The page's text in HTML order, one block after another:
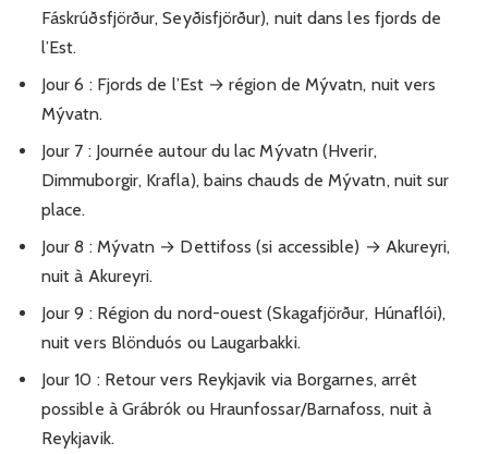
Fáskrúðsfjörður, Seyðisfjörður), nuit dans les fjords de
l’Est.
Jour 6 : Fjords de l’Est → région de Mývatn, nuit vers
Mývatn.
Jour 7 : Journée autour du lac Mývatn (Hverir,
Dimmuborgir, Krafla), bains chauds de Mývatn, nuit sur
place.
Jour 8 : Mývatn → Dettifoss (si accessible) → Akureyri,
nuit à Akureyri.
Jour 9 : Région du nord-ouest (Skagafjörður, Húnaflói),
nuit vers Blönduós ou Laugarbakki.
Jour 10 : Retour vers Reykjavik via Borgarnes, arrêt
possible à Grábrók ou Hraunfossar/Barnafoss, nuit à
Reykjavik.